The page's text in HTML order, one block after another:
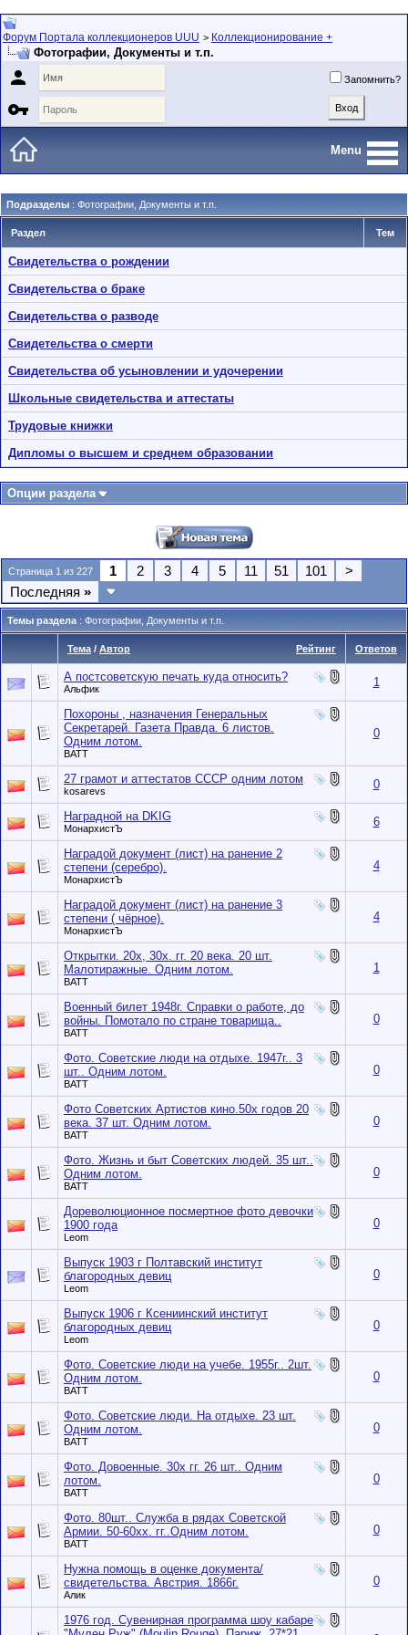
Форум Портала коллекционеров UUU > Коллекционирование +
Фотографии, Документы и т.п.
 Запомнить?

Menu
Подразделы : Фотографии, Документы и т.п.
Раздел Тем
Свидетельства о рождении
Свидетельства о браке
Свидетельства о разводе
Свидетельства о смерти
Свидетельства об усыновлении и удочерении
Школьные свидетельства и аттестаты
Трудовые книжки
Дипломы о высшем и среднем образовании
Опции раздела
Страница 1 из 227 1 2 3 4 5 11 51 101
>
Последняя »
Темы раздела : Фотографии, Документы и т.п.
Рейтинг
Тема / Автор Ответов
А постсоветскую печать куда относить?
Альфик 1
Похороны , назначения Генеральных
Секретарей. Газета Правда. 6 листов.
Одним лотом.
BATT
0
27 грамот и аттестатов СССР одним лотом
kosarevs 0
Наградной на DKIG
МонархистЪ 6
Наградой документ (лист) на ранение 2
степени (серебро).
МонархистЪ
4
Наградой документ (лист) на ранение 3
степени ( чёрное).
МонархистЪ
4
Открытки. 20х, 30х. гг. 20 века. 20 шт.
Малотиражные. Одним лотом.
BATT
1
Военный билет 1948г. Справки о работе, до
войны. Помотало по стране товарища..
BATT
0
Фото. Советские люди на отдыхе. 1947г.. 3
шт.. Одним лотом.
BATT
0
Фото Советских Артистов кино.50х годов 20
века. 37 шт. Одним лотом.
BATT
0
Фото. Жизнь и быт Советских людей. 35 шт..
Одним лотом.
BATT
0
Дореволюционное посмертное фото девочки
1900 года
Leom
0
Выпуск 1903 г Полтавский институт
благородных девиц
Leom
0
Выпуск 1906 г Ксениинский институт
благородных девиц
Leom
0
Фото. Советские люди на учебе. 1955г.. 2шт.
Одним лотом.
BATT
0
Фото. Советские люди. На отдыхе. 23 шт.
Одним лотом.
BATT
0
Фото. Довоенные. 30х гг. 26 шт.. Одним
лотом.
BATT
0
Фото. 80шт.. Служба в рядах Советской
Армии. 50-60хх. гг..Одним лотом.
BATT
0
Нужна помощь в оценке документа/
свидетельства. Австрия. 1866г.
Алик
0
1976 год. Сувенирная программа шоу кабаре